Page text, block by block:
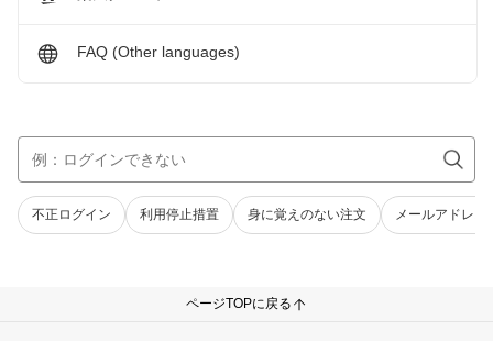
FAQ (Other languages)
不正ログイン 利用停止措置 身に覚えのない注文 メールアドレス
ページTOPに戻る